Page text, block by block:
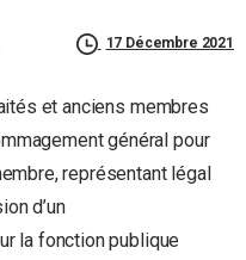
17 Décembre 2021
et anciens membres
général pour
représentant légal
d’un
la fonction publique